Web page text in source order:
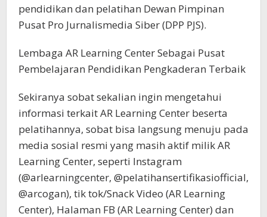
pendidikan dan pelatihan Dewan Pimpinan
Pusat Pro Jurnalismedia Siber (DPP PJS).
Lembaga AR Learning Center Sebagai Pusat
Pembelajaran Pendidikan Pengkaderan Terbaik
Sekiranya sobat sekalian ingin mengetahui
informasi terkait AR Learning Center beserta
pelatihannya, sobat bisa langsung menuju pada
media sosial resmi yang masih aktif milik AR
Learning Center, seperti Instagram
(@arlearningcenter, @pelatihansertifikasiofficial,
@arcogan), tik tok/Snack Video (AR Learning
Center), Halaman FB (AR Learning Center) dan